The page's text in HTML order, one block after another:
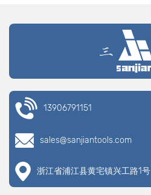
13906791151
sales@sanjiantools.com
浙江省浦江县黄宅镇兴工路1号